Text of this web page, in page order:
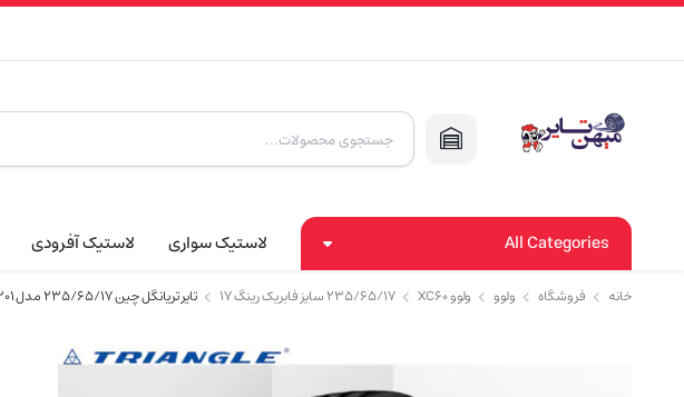
Products
search
All Categories لاستیک سواری لاستیک آفرودی
خانه فروشگاه ولوو ولوو XC60 ۲۳۵/۶۵/۱۷ سایز فابریک رینگ ۱۷ تایر تریانگل چین 235/65/17 مدل TH201